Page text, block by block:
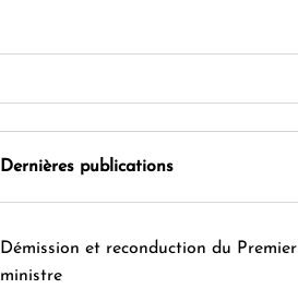
Dernières publications
Démission et reconduction du Premier
ministre